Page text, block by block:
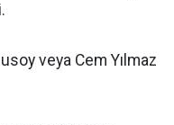
veya Cem Yılmaz